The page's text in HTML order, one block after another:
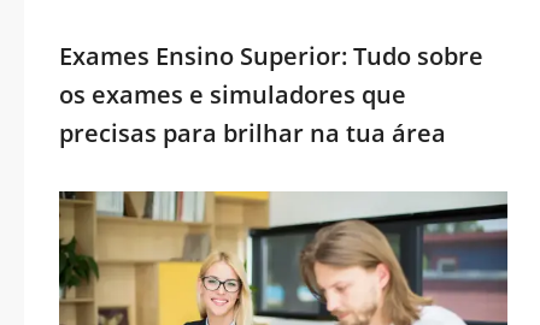
Exames Ensino Superior: Tudo sobre
os exames e simuladores que
precisas para brilhar na tua área